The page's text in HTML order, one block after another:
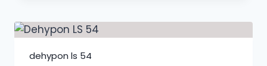
82,368.00₺
dehypon ls 54